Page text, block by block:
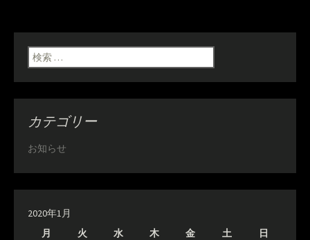
検索:
カテゴリー
お知らせ
2020年1月
月
火 水 木 金 土 日